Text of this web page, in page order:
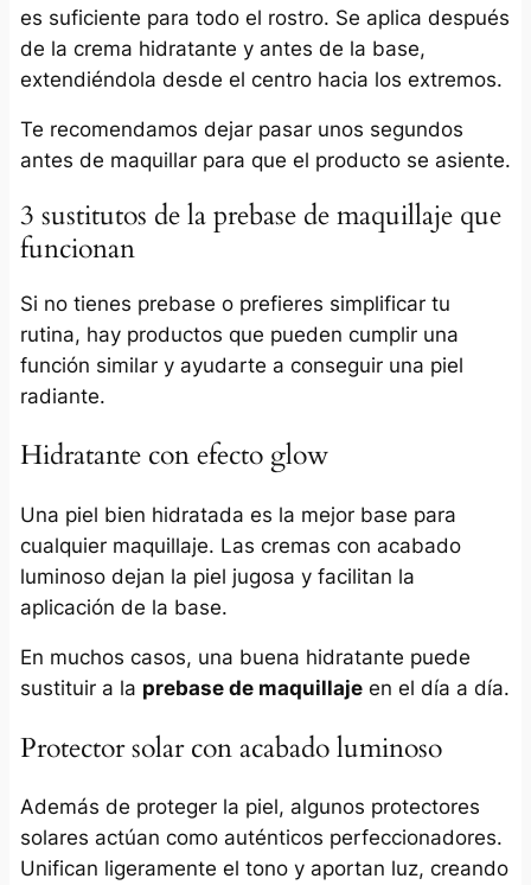
es suficiente para todo el rostro. Se aplica después
de la crema hidratante y antes de la base,
extendiéndola desde el centro hacia los extremos.
Te recomendamos dejar pasar unos segundos
antes de maquillar para que el producto se asiente.
3 sustitutos de la prebase de maquillaje que
funcionan
Si no tienes prebase o prefieres simplificar tu
rutina, hay productos que pueden cumplir una
función similar y ayudarte a conseguir una piel
radiante.
Hidratante con efecto glow
Una piel bien hidratada es la mejor base para
cualquier maquillaje. Las cremas con acabado
luminoso dejan la piel jugosa y facilitan la
aplicación de la base.
En muchos casos, una buena hidratante puede
sustituir a la prebase de maquillajeen el día a día.
Protector solar con acabado luminoso
Además de proteger la piel, algunos protectores
solares actúan como auténticos perfeccionadores.
Unifican ligeramente el tono y aportan luz, creando